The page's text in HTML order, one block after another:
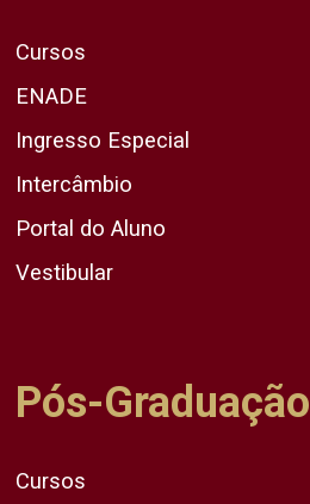
Cursos
ENADE
Ingresso Especial
Intercâmbio
Portal do Aluno
Vestibular
Pós-Graduação
Cursos